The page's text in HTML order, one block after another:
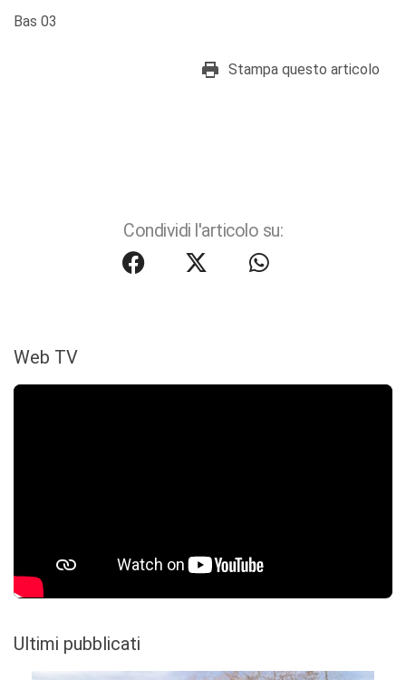
Bas 03
Stampa questo articolo
Condividi l'articolo su:
Web TV
Ultimi pubblicati